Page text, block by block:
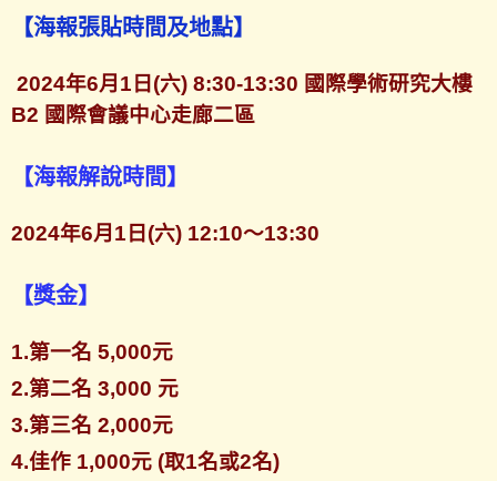
【海報張貼時間及地點】
2024年6月1日(六) 8:30-13:30 國際學術研究大樓
B2 國際會議中心走廊二區
【海報解說時間】
2024年6月1日(六) 12:10～13:30
【獎金】
1.第一名 5,000元
2.第二名 3,000 元
3.第三名 2,000元
4.佳作 1,000元 (取1名或2名)